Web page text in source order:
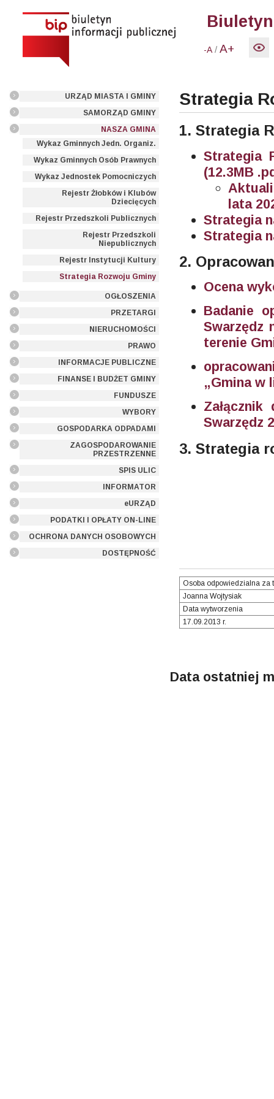
-A /A+
URZĄD MIASTA I GMINY
SAMORZĄD GMINY
NASZA GMINA
Wykaz Gminnych Jedn. Organiz.
Wykaz Gminnych Osób Prawnych
Wykaz Jednostek Pomocniczych
Rejestr Żłobków i Klubów
Dziecięcych
Rejestr Przedszkoli Publicznych
Rejestr Przedszkoli
Niepublicznych
Rejestr Instytucji Kultury
Strategia Rozwoju Gminy
OGŁOSZENIA
PRZETARGI
NIERUCHOMOŚCI
PRAWO
INFORMACJE PUBLICZNE
FINANSE I BUDŻET GMINY
FUNDUSZE
WYBORY
GOSPODARKA ODPADAMI
ZAGOSPODAROWANIE
PRZESTRZENNE
SPIS ULIC
INFORMATOR
eURZĄD
PODATKI I OPŁATY ON-LINE
OCHRONA DANYCH OSOBOWYCH
DOSTĘPNOŚĆ
Strategia
1. Strategia
Strategia
(12.3MB
lata
Strategia
Strategia
2.
Ocena
Badanie
Swarzędz
terenie
„Gmina w
Swarzędz
3. Strategia
Osoba odpowiedzialna za
Joanna Wojtysiak
Data wytworzenia
17.09.2013 r.
Data ostatniej